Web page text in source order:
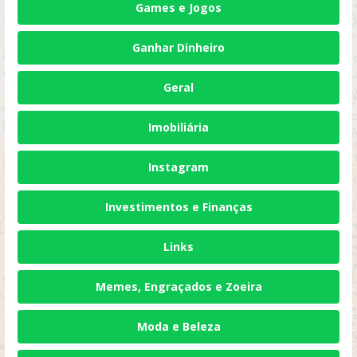
Games e Jogos
Ganhar Dinheiro
Geral
Imobiliária
Instagram
Investimentos e Finanças
Links
Memes, Engraçados e Zoeira
Moda e Beleza